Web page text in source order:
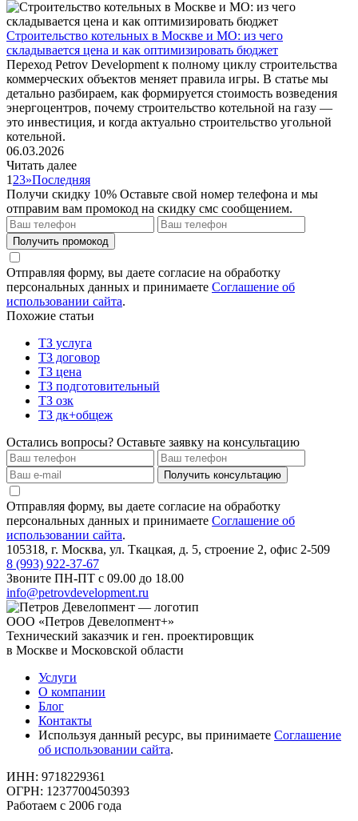
Строительство котельных в Москве и МО: из чего
складывается цена и как оптимизировать бюджет
Переход Petrov Development к полному циклу строительства
коммерческих объектов меняет правила игры. В статье мы
детально разбираем, как формируется стоимость возведения
энергоцентров, почему строительство котельной на газу —
это инвестиция, и когда актуально строительство угольной
котельной.
06.03.2026
Читать далее
1 23»Последняя
Получи скидку 10% Оставьте свой номер телефона и мы
отправим вам промокод на скидку смс сообщением.
Получить промокод
Отправляя форму, вы даете согласие на обработку
персональных данных и принимаете Соглашение об
использовании сайта.
Похожие статьи
ТЗ услуга
ТЗ договор
ТЗ цена
ТЗ подготовительный
ТЗ озк
ТЗ дк+общеж
Остались вопросы? Оставьте заявку на консультацию
Получить консультацию
Отправляя форму, вы даете согласие на обработку
персональных данных и принимаете Соглашение об
использовании сайта.
105318, г. Москва, ул. Ткацкая, д. 5, строение 2, офис 2-509
8 (993) 922-37-67
Звоните ПН-ПТ с 09.00 до 18.00
info@petrovdevelopment.ru
ООО «Петров Девелопмент+»
Технический заказчик и ген. проектировщик
в Москве и Московской области
Услуги
О компании
Блог
Контакты
Используя данный ресурс, вы принимаете Соглашение
об использовании сайта.
ИНН: 9718229361
ОГРН: 1237700450393
Работаем с 2006 года